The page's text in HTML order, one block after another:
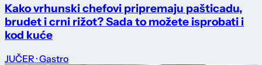
Kako vrhunski chefovi pripremaju pašticadu,
brudet i crni rižot? Sada to možete isprobati i
kod kuće
JUČER · Gastro